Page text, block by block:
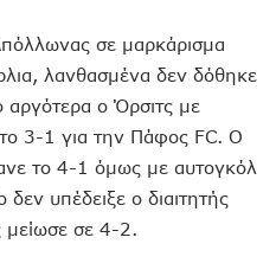
σε μαρκάρισμα
λανθασμένα δεν δόθηκε
αργότερα ο Όρσιτς με
3-1 για την Πάφος FC. Ο
το 4-1 όμως με αυτογκόλ
υπέδειξε ο διαιτητής
μείωσε σε 4-2.